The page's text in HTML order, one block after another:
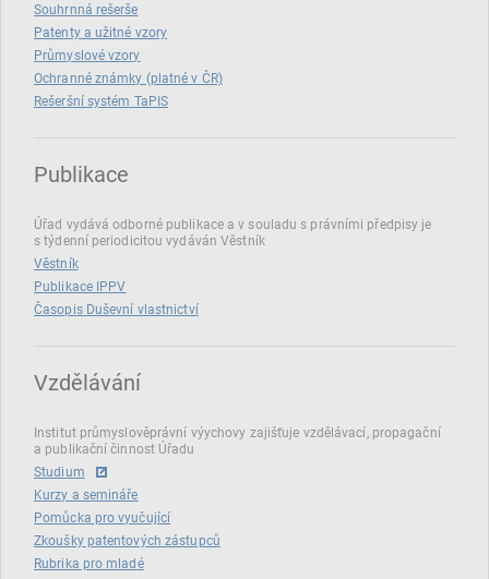
Souhrnná rešerše
Patenty a užitné vzory
Průmyslové vzory
Ochranné známky (platné v ČR)
Rešeršní systém TaPIS
Publikace
Úřad vydává odborné publikace a v souladu s právními předpisy je
s týdenní periodicitou vydáván Věstník
Věstník
Publikace IPPV
Časopis Duševní vlastnictví
Vzdělávání
Institut průmyslověprávní výychovy zajišťuje vzdělávací, propagační
a publikační činnost Úřadu
Studium
Kurzy a semináře
Pomůcka pro vyučující
Zkoušky patentových zástupců
Rubrika pro mladé